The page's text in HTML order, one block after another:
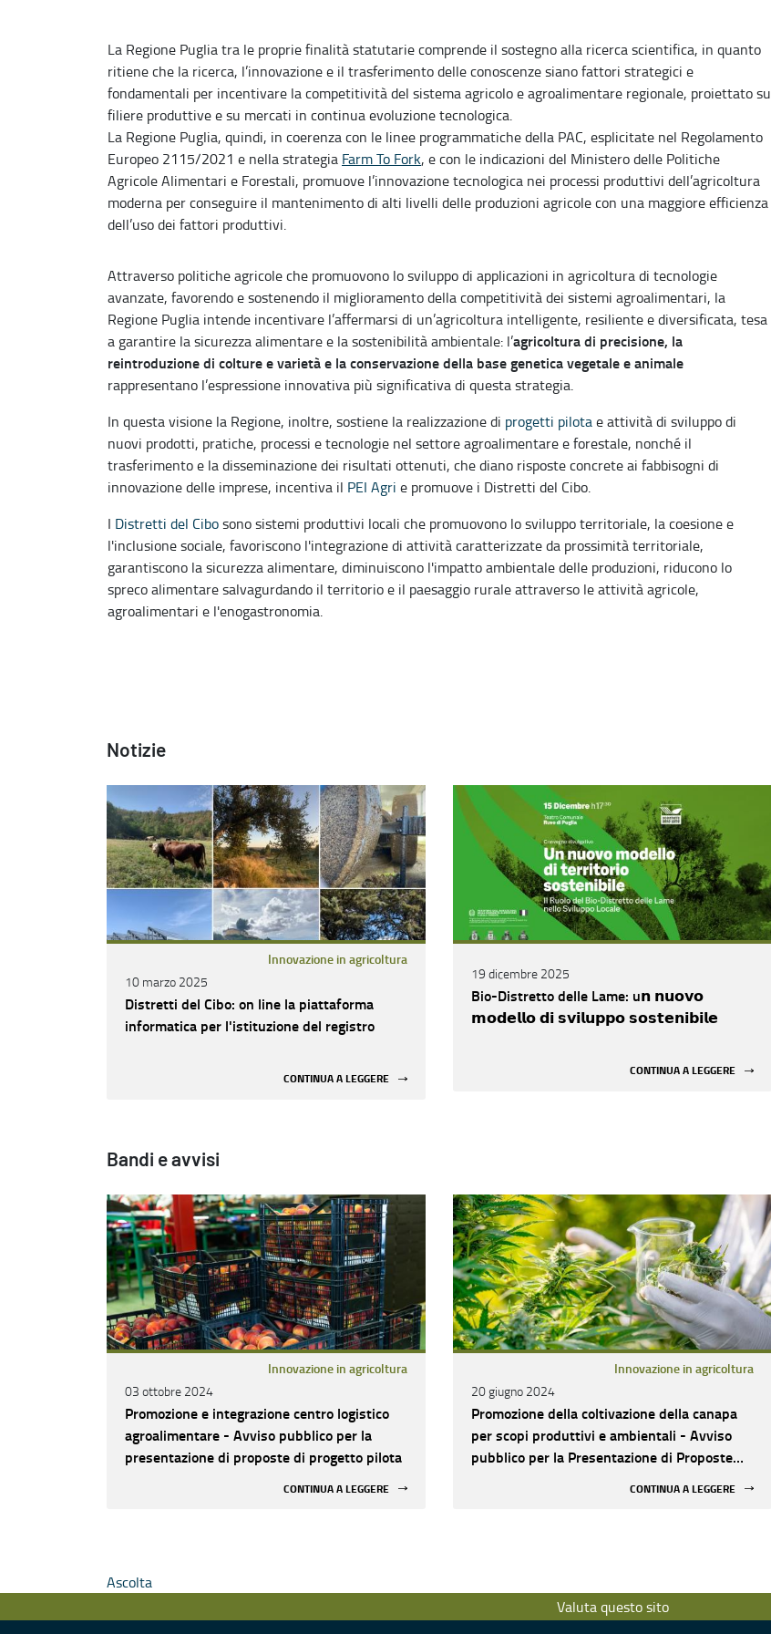
La Regione Puglia tra le proprie finalità statutarie comprende il sostegno alla ricerca scientifica, in quanto
ritiene che la ricerca, l’innovazione e il trasferimento delle conoscenze siano fattori strategici e
fondamentali per incentivare la competitività del sistema agricolo e agroalimentare regionale, proiettato su
filiere produttive e su mercati in continua evoluzione tecnologica.
La Regione Puglia, quindi, in coerenza con le linee programmatiche della PAC, esplicitate nel Regolamento
Europeo 2115/2021 e nella strategia Farm To Fork, e con le indicazioni del Ministero delle Politiche
Agricole Alimentari e Forestali, promuove l’innovazione tecnologica nei processi produttivi dell’agricoltura
moderna per conseguire il mantenimento di alti livelli delle produzioni agricole con una maggiore efficienza
dell’uso dei fattori produttivi.
Attraverso politiche agricole che promuovono lo sviluppo di applicazioni in agricoltura di tecnologie
avanzate, favorendo e sostenendo il miglioramento della competitività dei sistemi agroalimentari, la
Regione Puglia intende incentivare l’affermarsi di un’agricoltura intelligente, resiliente e diversificata, tesa
a garantire la sicurezza alimentare e la sostenibilità ambientale: l’agricoltura di precisione, la
reintroduzione di colture e varietà e la conservazione della base genetica vegetale e animale
rappresentano l’espressione innovativa più significativa di questa strategia.
In questa visione la Regione, inoltre, sostiene la realizzazione di progetti pilotae attività di sviluppo di
nuovi prodotti, pratiche, processi e tecnologie nel settore agroalimentare e forestale, nonché il
trasferimento e la disseminazione dei risultati ottenuti, che diano risposte concrete ai fabbisogni di
innovazione delle imprese, incentiva il PEI Agri e promuove i Distretti del Cibo.
I Distretti del Cibosono sistemi produttivi locali che promuovono lo sviluppo territoriale, la coesione e
l'inclusione sociale, favoriscono l'integrazione di attività caratterizzate da prossimità territoriale,
garantiscono la sicurezza alimentare, diminuiscono l'impatto ambientale delle produzioni, riducono lo
spreco alimentare salvagurdando il territorio e il paesaggio rurale attraverso le attività agricole,
agroalimentari e l'enogastronomia.
Notizie
Innovazione in agricoltura
10 marzo 2025
Distretti del Cibo: on line la piattaforma
informatica per l'istituzione del registro
CONTINUA A LEGGERE
19 dicembre 2025
Bio-Distretto delle Lame: u𝗻 𝗻𝘂𝗼𝘃𝗼
𝗺𝗼𝗱𝗲𝗹𝗹𝗼 𝗱𝗶 𝘀𝘃𝗶𝗹𝘂𝗽𝗽𝗼 𝘀𝗼𝘀𝘁𝗲𝗻𝗶𝗯𝗶𝗹𝗲
CONTINUA A LEGGERE
Bandi e avvisi
Innovazione in agricoltura
03 ottobre 2024
Promozione e integrazione centro logistico
agroalimentare - Avviso pubblico per la
presentazione di proposte di progetto pilota
CONTINUA A LEGGERE
Innovazione in agricoltura
20 giugno 2024
Promozione della coltivazione della canapa
per scopi produttivi e ambientali - Avviso
pubblico per la Presentazione di Proposte
CONTINUA A LEGGERE
Ascolta
Valuta questo sito